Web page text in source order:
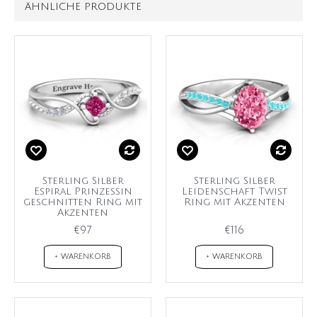
ÄHNLICHE PRODUKTE
Sterling Silber
Espiral Prinzessin
geschnitten Ring mit
Akzenten
€97
+ WARENKORB
Sterling Silber
Leidenschaft Twist
Ring mit Akzenten
€116
+ WARENKORB